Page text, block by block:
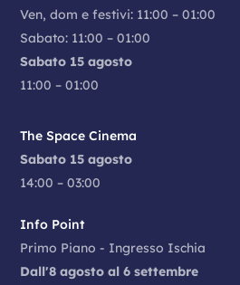
Ven, dom e festivi: 11:00 – 01:00
Sabato: 11:00 – 01:00
Sabato 15 agosto
11:00 – 01:00
The Space Cinema
Sabato 15 agosto
14:00 – 03:00
Info Point
Primo Piano - Ingresso Ischia
Dall'8 agosto al 6 settembre